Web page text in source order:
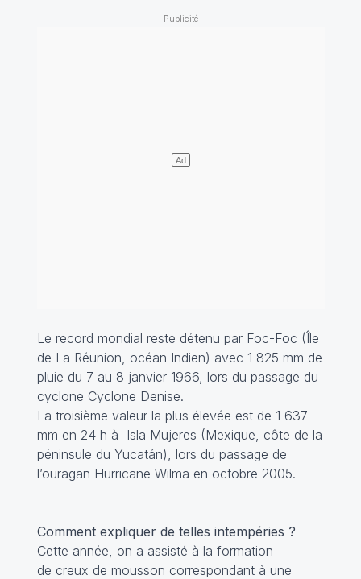
Le record mondial reste détenu par Foc-Foc (Île
de La Réunion, océan Indien) avec 1 825 mm de
pluie du 7 au 8 janvier 1966, lors du passage du
cyclone Cyclone Denise.
La troisième valeur la plus élevée est de 1 637
mm en 24 h à Isla Mujeres (Mexique, côte de la
péninsule du Yucatán), lors du passage de
l’ouragan Hurricane Wilma en octobre 2005.
Comment expliquer de telles intempéries ?
Cette année, on a assisté à la formation
de creux de mousson correspondant à une